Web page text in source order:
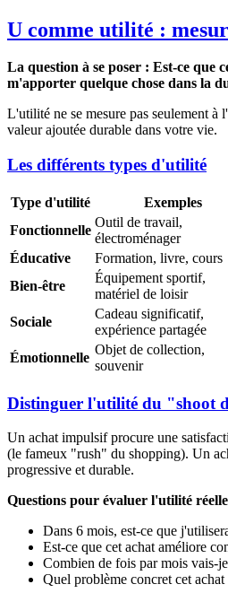
U comme utilité :
La question à se poser : Est-ce que
m'apporter quelque chose dans la
L'utilité ne se mesure pas seulement à
valeur ajoutée durable dans votre vie.
Les différents types d'utilité
Type d'utilité Exemples
Fonctionnelle
Outil de travail,
électroménager
Éducative
Formation, livre, cours
Bien-être
Équipement sportif,
matériel de loisir
Sociale
Cadeau significatif,
expérience partagée
Émotionnelle
Objet de collection,
souvenir
Distinguer l'utilité du "shoot
Un achat impulsif procure une
(le fameux "rush" du shopping). Un
progressive et durable.
Questions pour évaluer l'utilité réelle
Dans 6 mois, est-ce que
Est-ce que cet achat améliore
Combien de fois par mois vais-
Quel problème concret cet